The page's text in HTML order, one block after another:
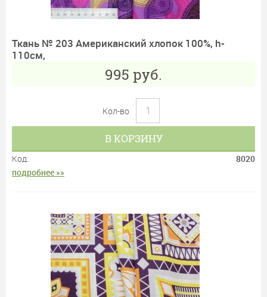
Ткань № 203 Американский хлопок 100%, h-
110см,
995 руб.
Кол-во
В КОРЗИНУ
Код:
8020
подробнее »»